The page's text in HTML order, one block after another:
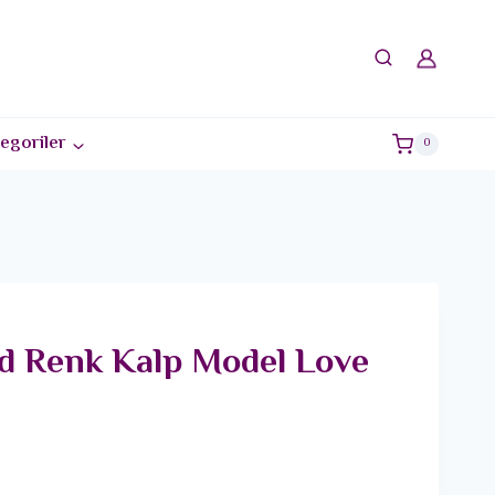
0
Renk Kalp Model Love